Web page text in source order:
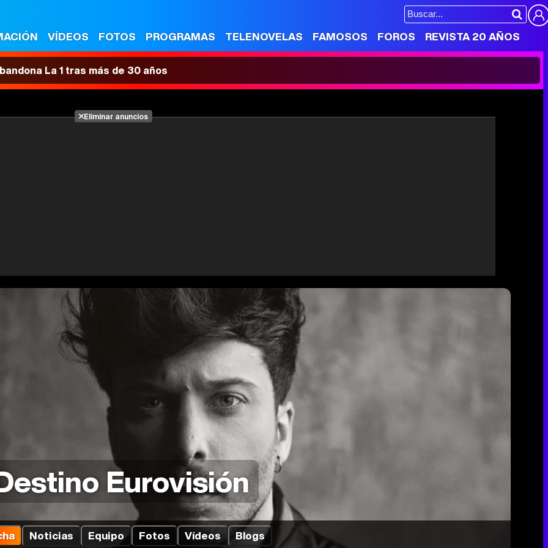
VÍDEOS FOTOS PROGRAMAS TELENOVELAS FAMOSOS FOROS REVISTA 20 AÑOS
La 1 tras más de 30 años
Eliminar anuncios
Eurovisión
Noticias Equipo Fotos Vídeos Blogs